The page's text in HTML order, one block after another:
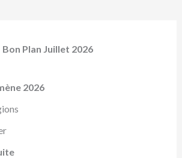
Bon Plan Juillet 2026
2026